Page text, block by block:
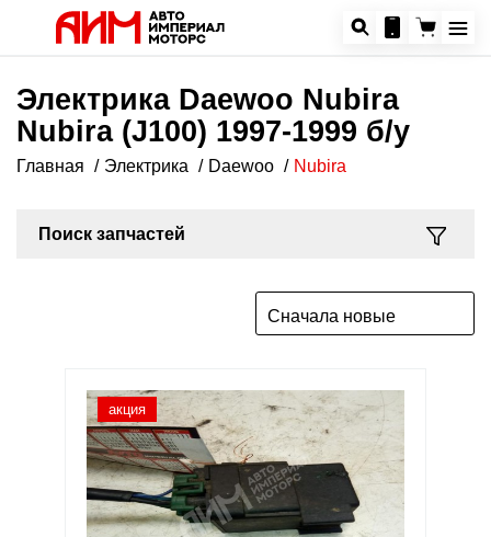
Электрика Daewoo Nubira
Nubira (J100) 1997-1999 б/у
Главная Электрика Daewoo Nubira
Поиск запчастей
Сначала новые
акция